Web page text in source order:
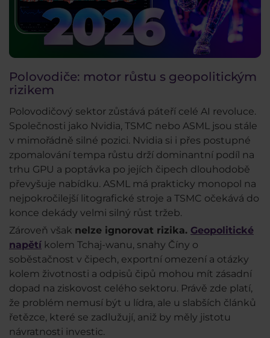
Polovodiče: motor růstu s geopolitickým
rizikem
Polovodičový sektor zůstává páteří celé AI revoluce.
Společnosti jako Nvidia, TSMC nebo ASML jsou stále
v mimořádně silné pozici. Nvidia si i přes postupné
zpomalování tempa růstu drží dominantní podíl na
trhu GPU a poptávka po jejích čipech dlouhodobě
převyšuje nabídku. ASML má prakticky monopol na
nejpokročilejší litografické stroje a TSMC očekává do
konce dekády velmi silný růst tržeb.
Zároveň však nelze ignorovat rizika. Geopolitické
napětí kolem Tchaj-wanu, snahy Číny o
soběstačnost v čipech, exportní omezení a otázky
kolem životnosti a odpisů čipů mohou mít zásadní
dopad na ziskovost celého sektoru. Právě zde platí,
že problém nemusí být u lídra, ale u slabších článků
řetězce, které se zadlužují, aniž by měly jistotu
návratnosti investic.